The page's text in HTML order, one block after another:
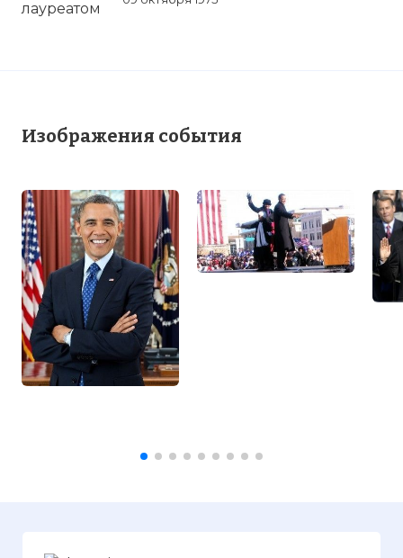
Изображения события
Президент США Барак Обама стал
лауреатом Нобелевской премии мира.
Премия, как отмечено в пресс-релизе,
дипломатии и кооперации между